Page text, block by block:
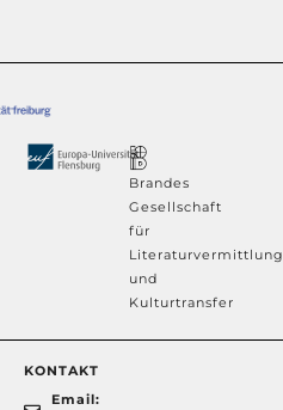
Brandes
Gesellschaft
für
Literaturvermittlung
und
Kulturtransfer
KONTAKT
Email: